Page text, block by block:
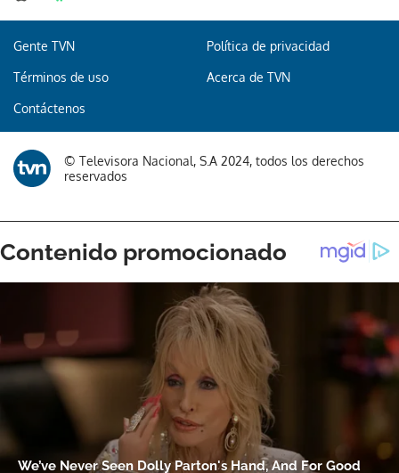
ACEPTAR
Gente TVN Política de privacidad
Términos de uso Acerca de TVN
Contáctenos
© Televisora Nacional, S.A 2024, todos los derechos
reservados